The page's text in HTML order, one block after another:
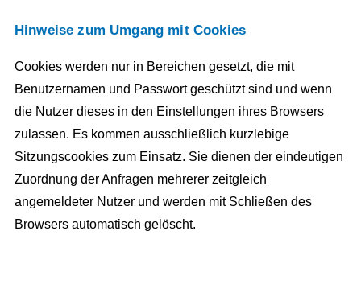
Hinweise zum Umgang mit Cookies
Cookies werden nur in Bereichen gesetzt, die mit
Benutzernamen und Passwort geschützt sind und wenn
die Nutzer dieses in den Einstellungen ihres Browsers
zulassen. Es kommen ausschließlich kurzlebige
Sitzungscookies zum Einsatz. Sie dienen der eindeutigen
Zuordnung der Anfragen mehrerer zeitgleich
angemeldeter Nutzer und werden mit Schließen des
Browsers automatisch gelöscht.